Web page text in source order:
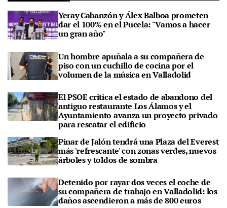
Yeray Cabanzón y Álex Balboa prometen
dar el 100% en el Pucela: "Vamos a hacer
un gran año"
Un hombre apuñala a su compañera de
piso con un cuchillo de cocina por el
volumen de la música en Valladolid
El PSOE critica el estado de abandono del
antiguo restaurante Los Álamos y el
Ayuntamiento avanza un proyecto privado
para rescatar el edificio
Pinar de Jalón tendrá una Plaza del Everest
más 'refrescante' con zonas verdes, nuevos
árboles y toldos de sombra
Detenido por rayar dos veces el coche de
su compañera de trabajo en Valladolid: los
daños ascendieron a más de 800 euros